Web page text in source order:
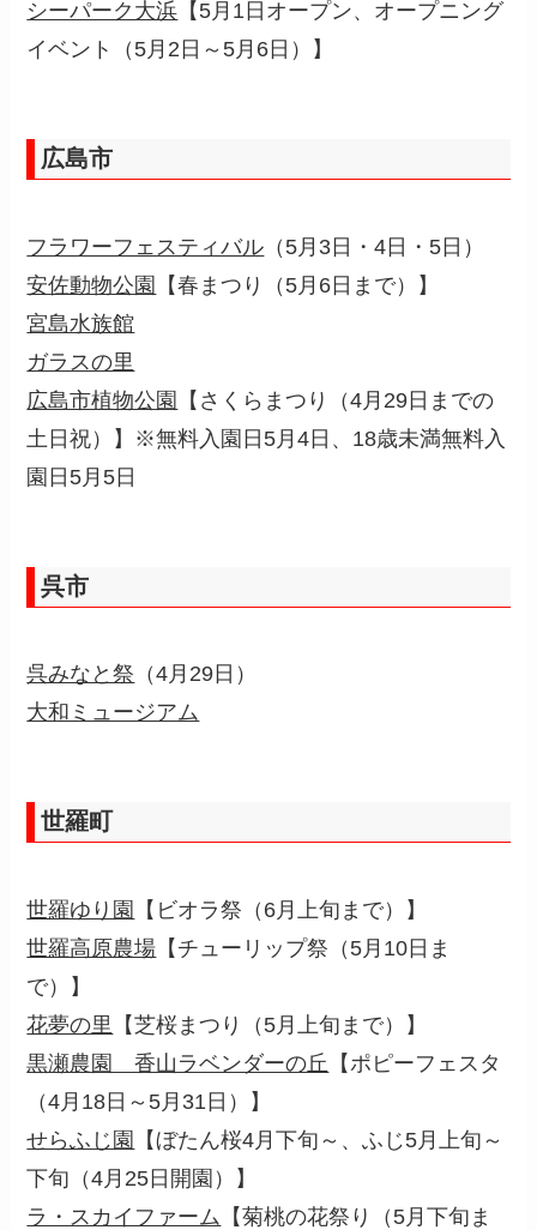
シーパーク大浜 【5月1日オープン、オープニング
イベント（5月2日～5月6日）】
広島市
フラワーフェスティバル （5月3日・4日・5日）
安佐動物公園
【春まつり（5月6日まで）】
宮島水族館
ガラスの里
広島市植物公園
【さくらまつり（4月29日までの
土日祝）】※無料入園日5月4日、18歳未満無料入
園日5月5日
呉市
呉みなと祭 （4月29日）
大和ミュージアム
世羅町
世羅ゆり園
【ビオラ祭（6月上旬まで）】
世羅高原農場 【チューリップ祭（5月10日ま
で）】
花夢の里
【芝桜まつり（5月上旬まで）】
黒瀬農園 香山ラベンダーの丘
【ポピーフェスタ
（4月18日～5月31日）】
せらふじ園
【ぼたん桜4月下旬～、ふじ5月上旬～
下旬（4月25日開園）】
ラ・スカイファーム
【菊桃の花祭り（5月下旬ま